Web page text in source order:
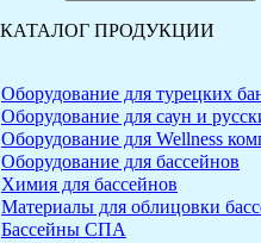
КАТАЛОГ ПРОДУКЦИИ
Оборудование для турецких
Оборудование для саун и
Оборудование для Wellness
Оборудование для бассейнов
Химия для бассейнов
Материалы для облицовки
Бассейны СПА